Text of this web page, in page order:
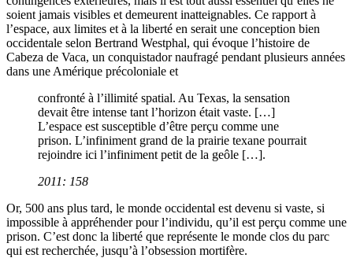
soient jamais visibles et demeurent inatteignables. Ce rapport à
l’espace, aux limites et à la liberté en serait une conception bien
occidentale selon Bertrand Westphal, qui évoque l’histoire de
Cabeza de Vaca, un conquistador naufragé pendant plusieurs années
dans une Amérique précoloniale et
confronté à l’illimité spatial. Au Texas, la sensation
devait être intense tant l’horizon était vaste. […]
L’espace est susceptible d’être perçu comme une
prison. L’infiniment grand de la prairie texane pourrait
rejoindre ici l’infiniment petit de la geôle […].
2011: 158
Or, 500 ans plus tard, le monde occidental est devenu si vaste, si
impossible à appréhender pour l’individu, qu’il est perçu comme une
prison. C’est donc la liberté que représente le monde clos du parc
qui est recherchée, jusqu’à l’obsession mortifère.